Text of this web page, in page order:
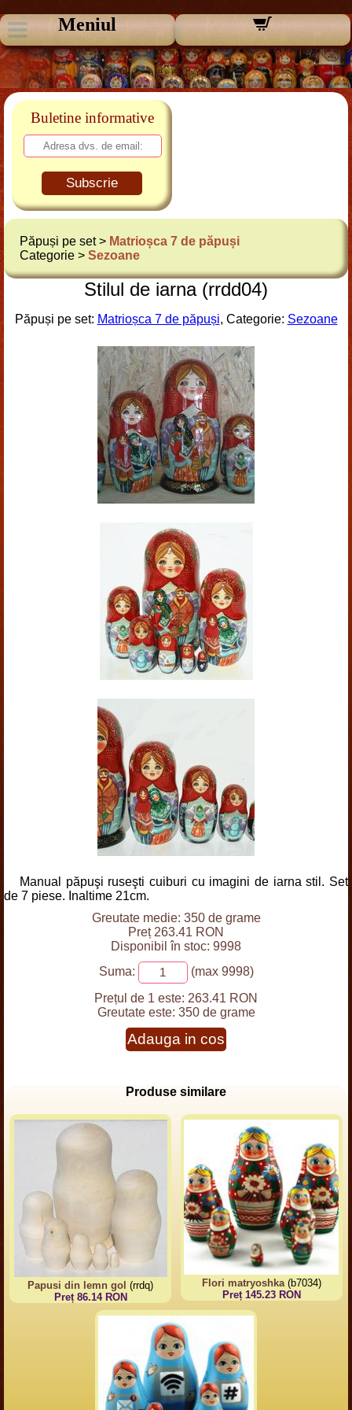
Meniul
Buletine informative
Subscrie
Păpuși pe set > Matrioșca 7 de păpuși
Categorie > Sezoane
Stilul de iarna (rrdd04)
Păpuși pe set: Matrioșca 7 de păpuși, Categorie: Sezoane
Manual păpuşi ruseşti cuiburi cu imagini de iarna stil. Set
de 7 piese. Inaltime 21cm.
Greutate medie: 350 de grame
Preț 263.41 RON
Disponibil în stoc: 9998
Suma:
(max 9998)
Prețul de 1 este: 263.41 RON
Greutate este: 350 de grame
Adauga in cos
Produse similare
Papusi din lemn gol (rrdq)
Preț 86.14 RON
Flori matryoshka(b7034)
Preț 145.23 RON